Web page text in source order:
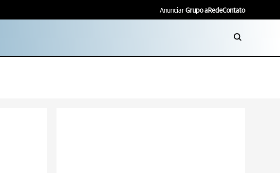
Anunciar Grupo aRedeContato